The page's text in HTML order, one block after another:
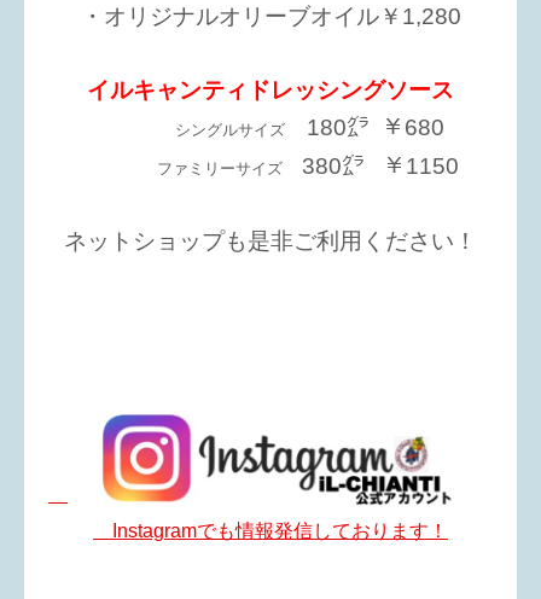
・オリジナルオリーブオイル￥1,280
イルキャンティドレッシングソース
シングルサイズ 180㌘ ￥680
ファミリーサイズ 380㌘ ￥1150
ネットショップも是非ご利用ください！
Instagramでも情報発信しております！